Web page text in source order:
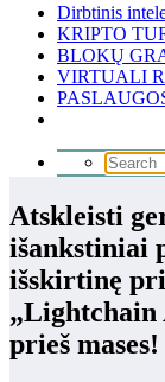
Dirbtinis
KRIPTO
BLOKŲ
VIRTUALI
Atskleisti
išankstiniai
išskirtinę
„Lightchain
prieš mases!